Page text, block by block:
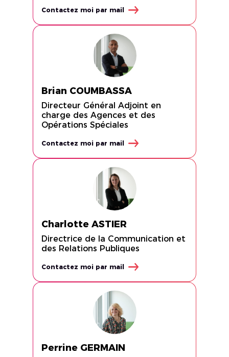
Contactez moi par mail
Brian COUMBASSA
Directeur Général Adjoint en
charge des Agences et des
Opérations Spéciales
Contactez moi par mail
Charlotte ASTIER
Directrice de la Communication et
des Relations Publiques
Contactez moi par mail
Perrine GERMAIN